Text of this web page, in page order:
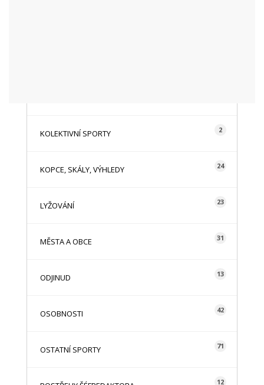
KOLEKTIVNÍ SPORTY 2
KOPCE, SKÁLY, VÝHLEDY 24
LYŽOVÁNÍ 23
MĚSTA A OBCE 31
ODJINUD 13
OSOBNOSTI 42
OSTATNÍ SPORTY 71
12